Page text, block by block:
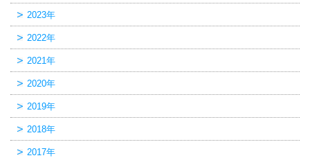
2023年
2022年
2021年
2020年
2019年
2018年
2017年